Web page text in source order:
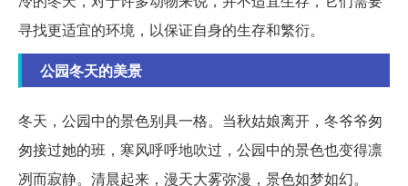
寻找更适宜的环境，以保证自身的生存和繁衍。
公园冬天的美景
冬天，公园中的景色别具一格。当秋姑娘离开，冬爷爷匆
匆接过她的班，寒风呼呼地吹过，公园中的景色也变得凛
冽而寂静。清晨起来，漫天大雾弥漫，景色如梦如幻。